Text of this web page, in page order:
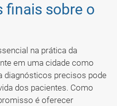
finais sobre o
na prática da
em uma cidade como
diagnósticos precisos pode
dos pacientes. Como
é oferecer